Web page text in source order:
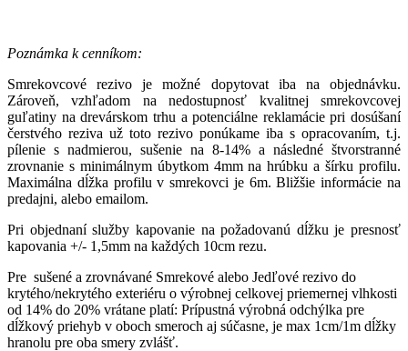
Poznámka k cenníkom:
Smrekovcové rezivo je možné dopytovat iba na objednávku.
Zároveň, vzhľadom na nedostupnosť kvalitnej smrekovcovej
guľatiny na drevárskom trhu a potenciálne reklamácie pri dosúšaní
čerstvého reziva už toto rezivo ponúkame iba s opracovaním, t.j.
pílenie s nadmierou, sušenie na 8-14% a následné štvorstranné
zrovnanie s minimálnym úbytkom 4mm na hrúbku a šírku profilu.
Maximálna dĺžka profilu v smrekovci je 6m. Bližšie informácie na
predajni, alebo emailom.
Pri objednaní služby kapovanie na požadovanú dĺžku je presnosť
kapovania +/- 1,5mm na každých 10cm rezu.
Pre sušené a zrovnávané Smrekové alebo Jedľové rezivo do
krytého/nekrytého exteriéru o výrobnej celkovej priemernej vlhkosti
od 14% do 20% vrátane platí: Prípustná výrobná odchýlka pre
dĺžkový priehyb v oboch smeroch aj súčasne, je max 1cm/1m dĺžky
hranolu pre oba smery zvlášť.